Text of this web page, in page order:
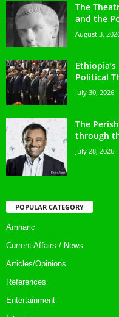
The
and the
August 3,
Political
July 30, 2026
The
through
July 28, 2026
POPULAR CATEGORY
Amharic
Current Affairs / News
Articles/Opinions
References
Entertainment